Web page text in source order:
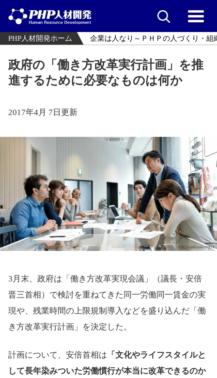
PHP人材開発ホーム 企業は人なり～ＰＨＰの人づくり・組
政府の「働き方改革実行計画」を推
進するために必要なものは何か
2017年4月 7日更新
3月末、政府は「働き方改革実現会議」（議長・安倍
晋三首相）で検討を重ねてきた同一労働同一賃金の実
現や、残業時間の上限規制導入などを盛り込んだ「働
き方改革実行計画」を決定した。
計画について、安倍首相は 「文化やライフスタイルと
して長年染みついた労働慣行が本当に改革できるのか